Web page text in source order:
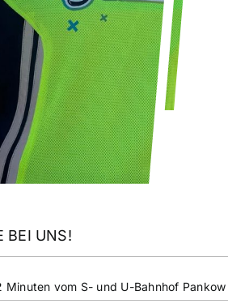
BEI UNS!
Minuten vom S- und U-Bahnhof Pankow